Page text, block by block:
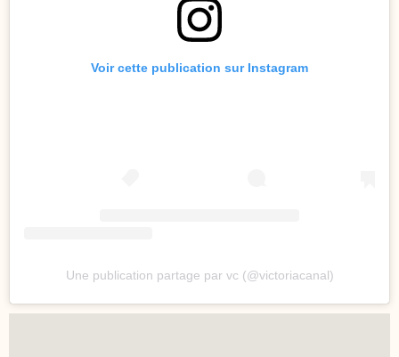
Voir cette publication sur Instagram
Une publication partage par vc (@victoriacanal)